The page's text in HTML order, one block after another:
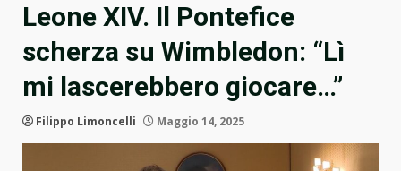
Leone XIV. Il Pontefice
scherza su Wimbledon: “Lì
mi lascerebbero giocare…”
Filippo Limoncelli Maggio 14, 2025